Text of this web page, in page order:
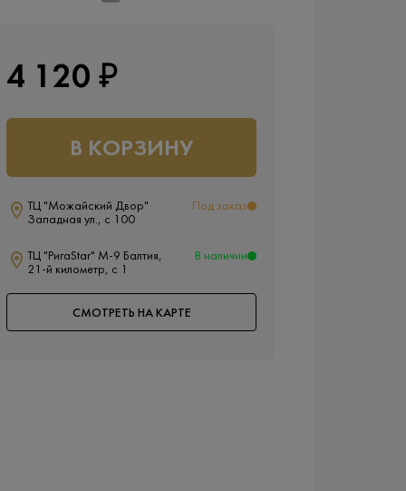
4 120 ₽
В КОРЗИНУ
ТЦ "Можайский Двор"
Западная ул., с 100
Под заказ
ТЦ "РигаStar" М-9 Балтия,
21-й километр, с 1
В наличии
СМОТРЕТЬ НА КАРТЕ